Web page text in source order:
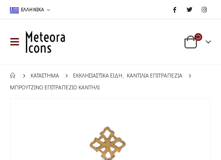
ΕΛΛΗΝΙΚΆ
ΚΑΤΆΣΤΗΜΑ ΕΚΚΛΗΣΙΑΣΤΙΚΆ ΕΊΔΗ, ΚΑΝΤΊΛΙΑ ΕΠΙΤΡΑΠΈΖΙΑ
ΜΠΡΟΎΤΖΙΝΟ ΕΠΙΤΡΑΠΈΖΙΟ ΚΑΝΤΉΛΙ